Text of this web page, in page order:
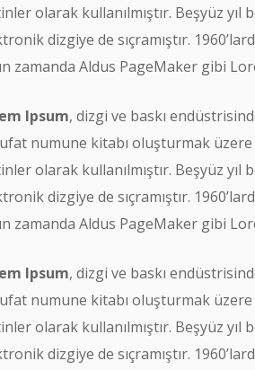
olarak kullanılmıştır. Beşyüz yıl
dizgiye de sıçramıştır.
zamanda Aldus PageMaker gibi
Ipsum, dizgi ve baskı
numune kitabı oluşturmak üzere
olarak kullanılmıştır. Beşyüz yıl
dizgiye de sıçramıştır.
zamanda Aldus PageMaker gibi
Ipsum, dizgi ve baskı
numune kitabı oluşturmak üzere
olarak kullanılmıştır. Beşyüz yıl
dizgiye de sıçramıştır.